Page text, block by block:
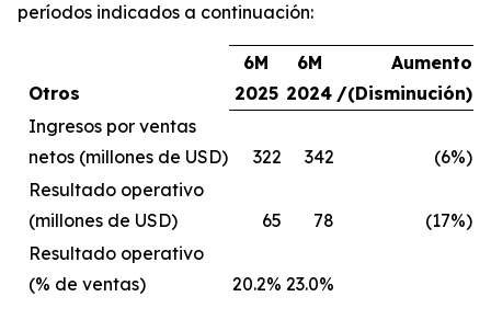
períodos indicados a continuación:
Otros
6M
2025
6M
2024
Aumento
/(Disminución)
Ingresos por ventas
netos (millones de USD)
322 342
(6%)
Resultado operativo
(millones de USD)
65 78
(17%)
Resultado operativo
(% de ventas)
20.2% 23.0%